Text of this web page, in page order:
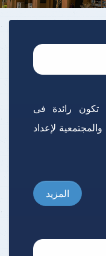
تكون رائدة فى
والمجتمعية لإعداد
المزيد